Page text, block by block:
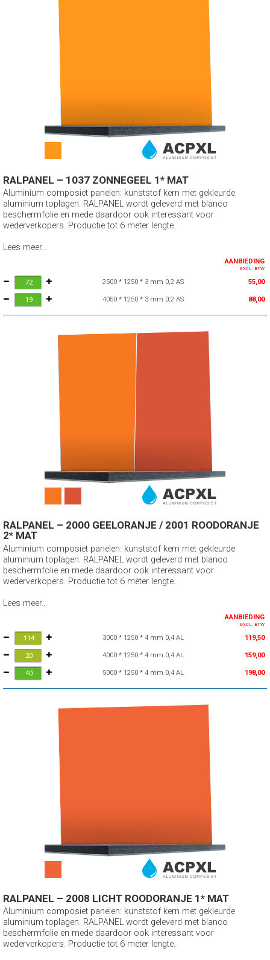
RALPANEL – 1037 ZONNEGEEL 1* MAT
Aluminium composiet panelen: kunststof kern met gekleurde
aluminium toplagen. RALPANEL wordt geleverd met blanco
beschermfolie en mede daardoor ook interessant voor
wederverkopers. Productie tot 6 meter lengte.
Lees meer...
AANBIEDING
EXCL. BTW
2500 * 1250 * 3 mm 0,2 AS 55,00
4050 * 1250 * 3 mm 0,2 AS 88,00
RALPANEL – 2000 GEELORANJE / 2001 ROODORANJE
2* MAT
Aluminium composiet panelen: kunststof kern met gekleurde
aluminium toplagen. RALPANEL wordt geleverd met blanco
beschermfolie en mede daardoor ook interessant voor
wederverkopers. Productie tot 6 meter lengte.
Lees meer...
AANBIEDING
EXCL. BTW
3000 * 1250 * 4 mm 0,4 AL 119,50
4000 * 1250 * 4 mm 0,4 AL 159,00
5000 * 1250 * 4 mm 0,4 AL 198,00
RALPANEL – 2008 LICHT ROODORANJE 1* MAT
Aluminium composiet panelen: kunststof kern met gekleurde
aluminium toplagen. RALPANEL wordt geleverd met blanco
beschermfolie en mede daardoor ook interessant voor
wederverkopers. Productie tot 6 meter lengte.